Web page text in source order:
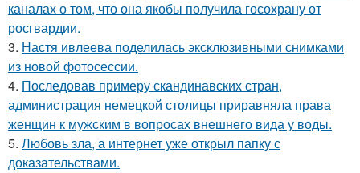
каналах о том, что она якобы получила госохрану от
росгвардии.
3. Настя ивлеева поделилась эксклюзивными снимками
из новой фотосессии.
4. Последовав примеру скандинавских стран,
администрация немецкой столицы приравняла права
женщин к мужским в вопросах внешнего вида у воды.
5. Любовь зла, а интернет уже открыл папку с
доказательствами.